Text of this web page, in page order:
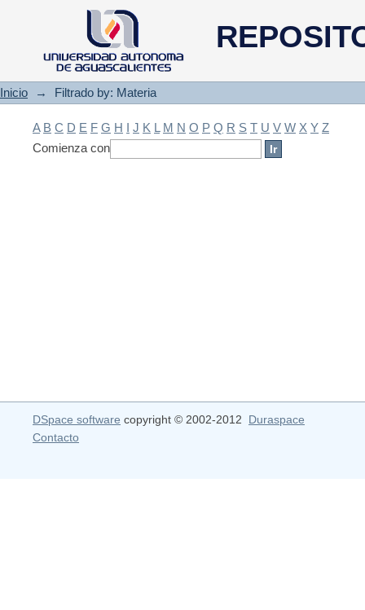
Filtrado by: Materia
Inicio → Filtrado by: Materia
A B C D E F G H I J K L M N O P Q R S T U V W X Y Z
Comienza con
DSpace software copyright © 2002-2012 Duraspace
Contacto